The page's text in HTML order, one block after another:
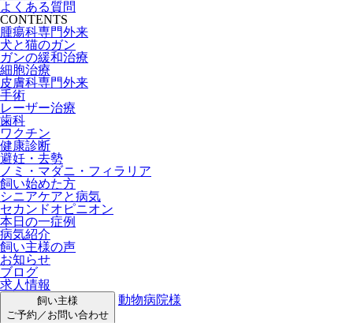
よくある質問
CONTENTS
腫瘍科専門外来
犬と猫のガン
ガンの緩和治療
細胞治療
皮膚科専門外来
手術
レーザー治療
歯科
ワクチン
健康診断
避妊・去勢
ノミ・マダニ・フィラリア
飼い始めた方
シニアケアと病気
セカンドオピニオン
本日の一症例
病気紹介
飼い主様の声
お知らせ
ブログ
求人情報
飼い主様
ご予約／お問い合わせ
動物病院様